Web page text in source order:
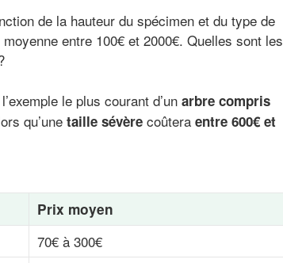
de la hauteur du spécimen et du type de
entre 100€ et 2000€. Quelles sont les
le plus courant d’un arbre compris
qu’une taille sévèrecoûtera entre 600€ et
Prix moyen
70€ à 300€